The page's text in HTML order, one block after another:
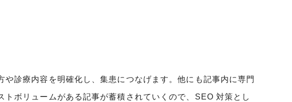
診療内容を明確化し、集患につなげます。他にも記事内に専門
ボリュームがある記事が蓄積されていくので、SEO 対策とし